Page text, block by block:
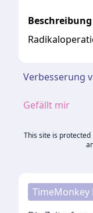
Beschreibung
Verbesserung
Gefällt mir
This site is protected
TimeMonkey